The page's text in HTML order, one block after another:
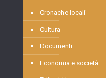
Cronache locali
Cultura
Documenti
Economia e società